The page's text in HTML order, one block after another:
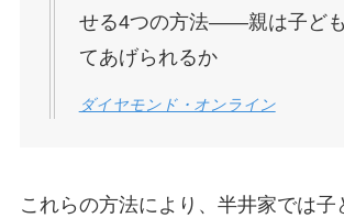
せる4つの方法――親は子ど
てあげられるか
ダイヤモンド・オンライン
これらの方法により、半井家では子